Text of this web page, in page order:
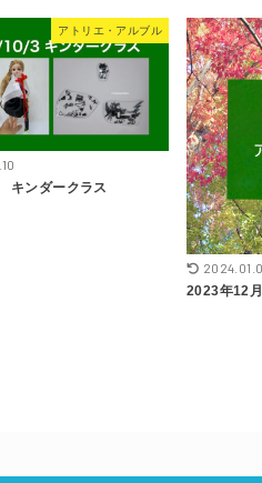
アトリエ・アルブル
ンダークラス
2023年12